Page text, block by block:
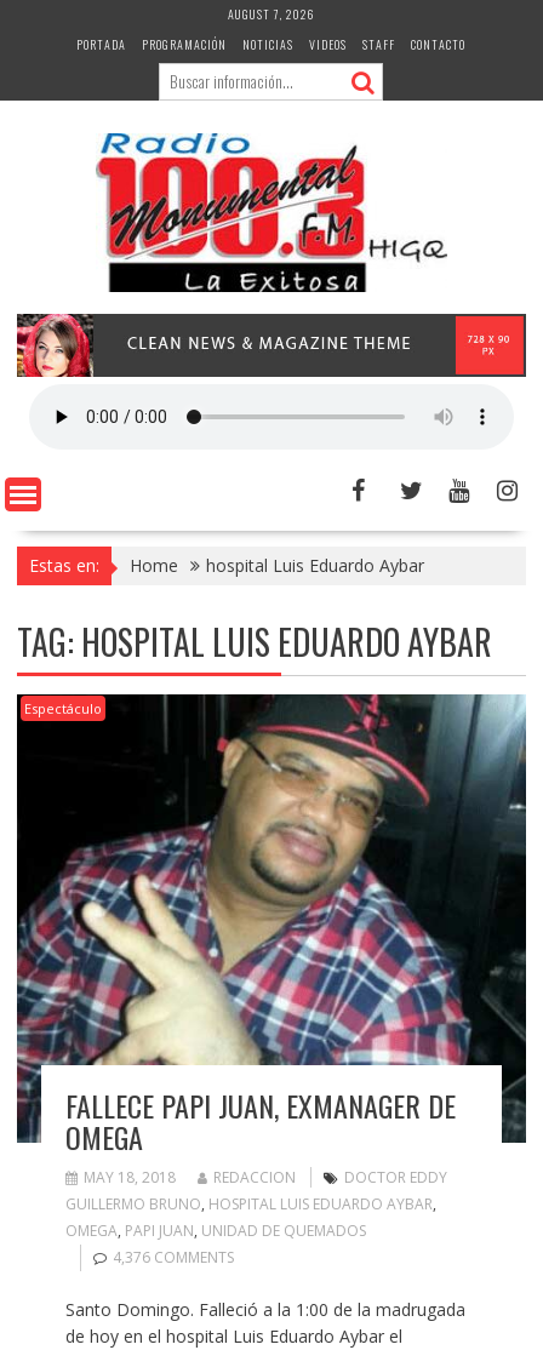
AUGUST 7, 2026
PORTADA
PROGRAMACIÓN NOTICIAS VIDEOS STAFF CONTACTO
Estas en: Home hospital Luis Eduardo Aybar
TAG: HOSPITAL LUIS EDUARDO AYBAR
Espectáculo
FALLECE PAPI JUAN, EXMANAGER DE
OMEGA
MAY 18, 2018 REDACCION
DOCTOR EDDY
GUILLERMO BRUNO, HOSPITAL LUIS EDUARDO AYBAR,
OMEGA, PAPI JUAN, UNIDAD DE QUEMADOS
4,376 COMMENTS
Santo Domingo. Falleció a la 1:00 de la madrugada
de hoy en el hospital Luis Eduardo Aybar el